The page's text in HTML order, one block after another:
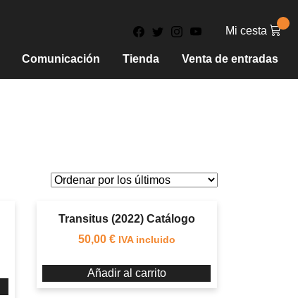
Mi cesta
Comunicación Tienda Venta de entradas
Transitus (2022) Catálogo
50,00 € IVA incluido
Añadir al carrito